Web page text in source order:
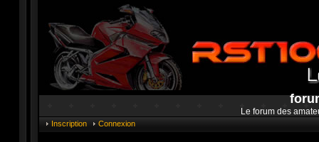
Le forum des
Inscription Connexion